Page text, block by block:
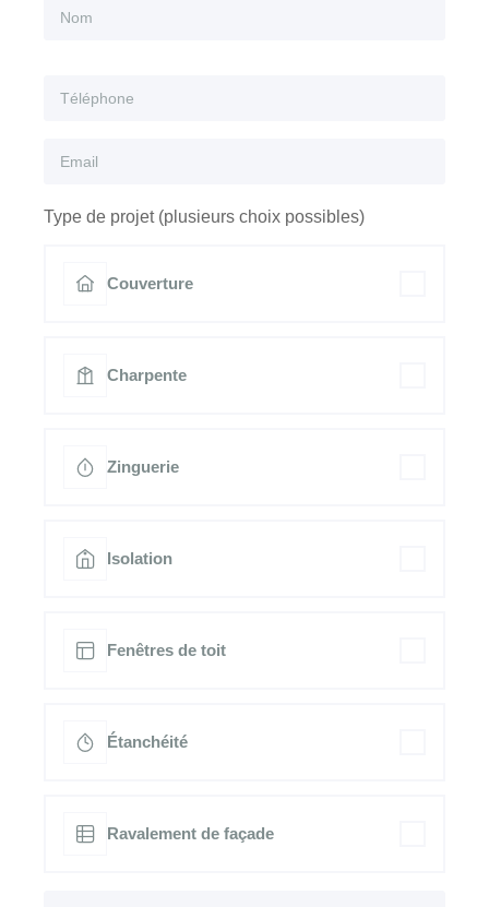
Type de projet (plusieurs choix possibles)
Couverture
Charpente
Zinguerie
Isolation
Fenêtres de toit
Étanchéité
Ravalement de façade